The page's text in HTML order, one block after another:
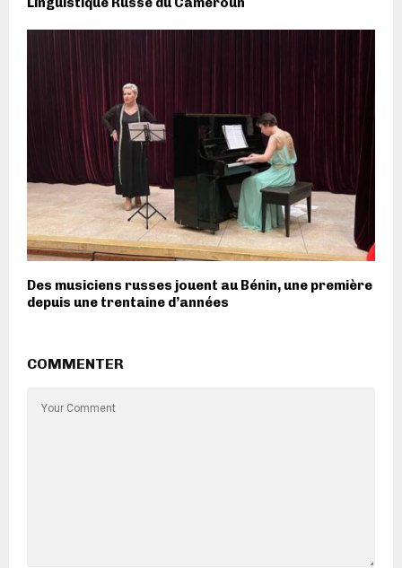
Des musiciens russes jouent au Bénin, une première
depuis une trentaine d’années
COMMENTER